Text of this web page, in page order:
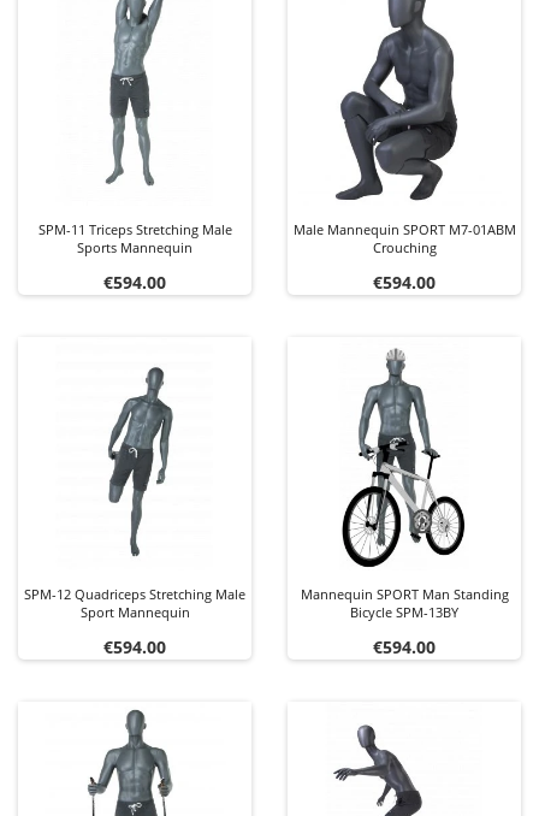
SPM-11 Triceps Stretching Male
Sports Mannequin
Price
€594.00
Male Mannequin SPORT M7-01ABM
Crouching
Price
€594.00
SPM-12 Quadriceps Stretching Male
Sport Mannequin
Price
€594.00
Mannequin SPORT Man Standing
Bicycle SPM-13BY
Price
€594.00